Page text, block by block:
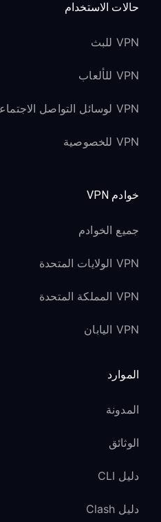
حالات الاستخدام
VPN للبث
VPN للألعاب
VPN لوسائل التواصل الاجتماعي
VPN للخصوصية
خوادم VPN
جميع الخوادم
VPN الولايات المتحدة
VPN المملكة المتحدة
VPN اليابان
الموارد
المدونة
الوثائق
دليل CLI
دليل Clash